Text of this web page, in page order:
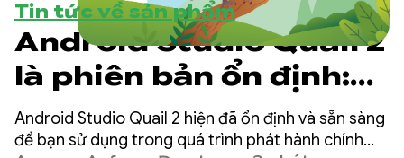
Tin tức về sản phẩm
Android Studio Quail 2
là phiên bản ổn định:
Đa nhiệm với tác nhân
AI của Android Studio
Android Studio Quail 2 hiện đã ổn định và sẵn sàng
để bạn sử dụng trong quá trình phát hành chính